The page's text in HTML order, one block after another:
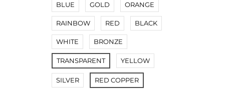
BLUE GOLD ORANGE
RAINBOW RED BLACK
WHITE BRONZE
TRANSPARENT YELLOW
SILVER RED COPPER